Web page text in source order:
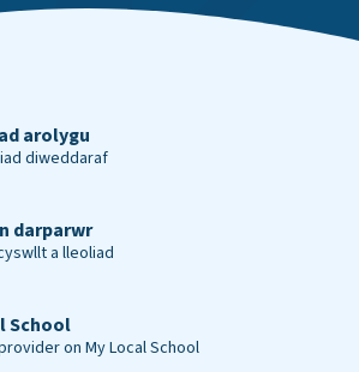
arolygu
diweddaraf
darparwr
a lleoliad
School
on My Local School